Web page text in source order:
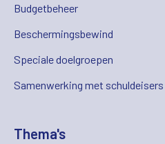
Budgetbeheer
Beschermingsbewind
Speciale doelgroepen
Samenwerking met schuldeisers
Thema's